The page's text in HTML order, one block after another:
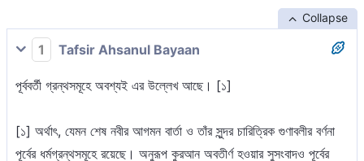
Collapse
1 Tafsir Ahsanul Bayaan
পূর্ববর্তী গ্রন্থসমূহে অবশ্যই এর উল্লেখ আছে। [১]
[১] অর্থাৎ, যেমন শেষ নবীর আগমন বার্তা ও তাঁর সুন্দর চারিত্রিক গুণাবলীর বর্ণনা
পূর্বের ধর্মগ্রন্থসমূহে রয়েছে। অনুরূপ কুরআন অবতীর্ণ হওয়ার সুসংবাদও পূর্বের